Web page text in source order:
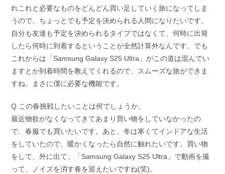
れこれと必要なものをどんどん買い足していく旅になってしま
うので、ちょっとでも予定を決められる人間になりたいです。
自分も友達も予定を決められるタイプではなくて、何時に出発
したら何時に到着するということが全然計算外なんです。でも
これからは「Samsung Galaxy S25 Ultra」がこの道は混んでい
ますとか到着時間を教えてくれるので、スムーズな旅ができま
すね。まさに僕に必要な機能です。
Q.この春挑戦したいことは何でしょうか。
最近物欲がなくなってきてあまり買い物をしていなかったの
で、春服でも買いたいです。あと、冬は寒くてインドアな生活
をしていたので、暖かくなったら自然に触れたいです。買い物
をして、外に出て、「Samsung Galaxy S25 Ultra」で動画を撮
って、ノイズを消す春を迎えたいですね(笑)。